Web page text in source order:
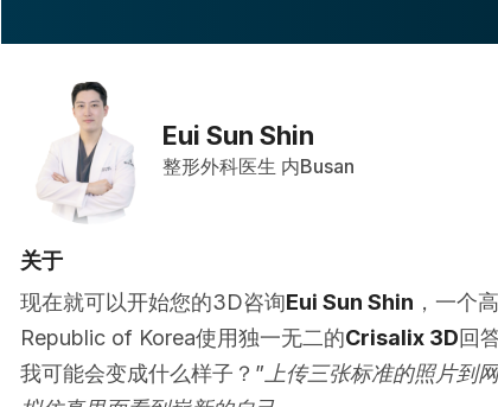
Eui Sun Shin
整形外科医生 内Busan
关于
现在就可以开始您的3D咨询Eui Sun Shin ，一个
Republic of Korea使用独一无二的Crisalix 3D回
我可能会变成什么样子？” 上传三张标准的照片到